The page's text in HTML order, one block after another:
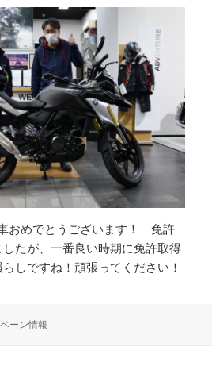
おめでとうございます！ 免許
たが、一番良い時期に免許取得
しですね！頑張ってください！
ーン情報